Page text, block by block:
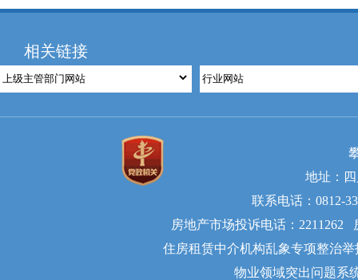
相关链接
地址：
联系电话：0812-
房地产市场投诉电话：2211262
住房租赁中介机构乱象专项整治
物业领域突出问题系